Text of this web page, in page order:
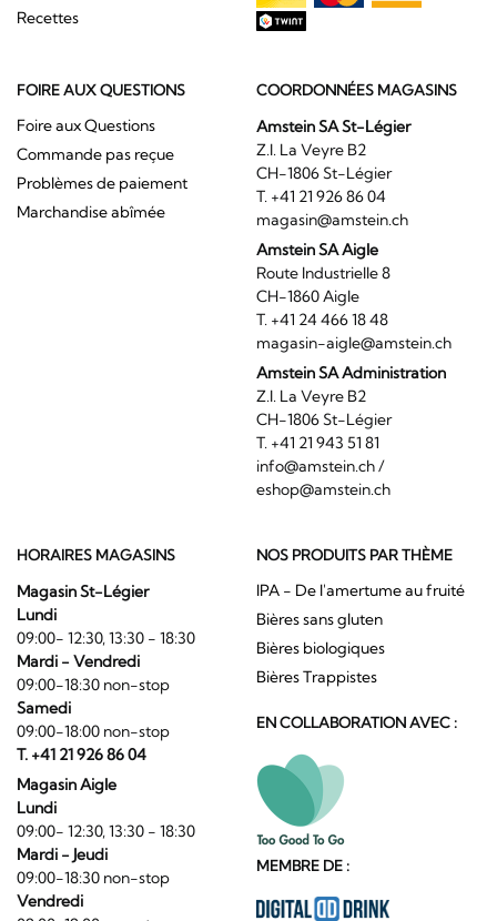
Recettes
FOIRE AUX QUESTIONS
Foire aux Questions
Commande pas reçue
Problèmes de paiement
Marchandise abîmée
COORDONNÉES MAGASINS
Amstein SA St-Légier
Z.I. La Veyre B2
CH-1806 St-Légier
T. +41 21 926 86 04
magasin@amstein.ch
Amstein SA Aigle
Route Industrielle 8
CH-1860 Aigle
T. +41 24 466 18 48
magasin-aigle@amstein.ch
Amstein SA Administration
Z.I. La Veyre B2
CH-1806 St-Légier
T. +41 21 943 51 81
info@amstein.ch/
eshop@amstein.ch
HORAIRES MAGASINS
Magasin St-Légier
Lundi
09:00- 12:30, 13:30 - 18:30
Mardi - Vendredi
09:00-18:30 non-stop
Samedi
09:00-18:00 non-stop
T. +41 21 926 86 04
Magasin Aigle
Lundi
09:00- 12:30, 13:30 - 18:30
Mardi - Jeudi
09:00-18:30 non-stop
Vendredi
NOS PRODUITS PAR THÈME
IPA - De l'amertume au fruité
Bières sans gluten
Bières biologiques
Bières Trappistes
EN COLLABORATION AVEC :
MEMBRE DE :